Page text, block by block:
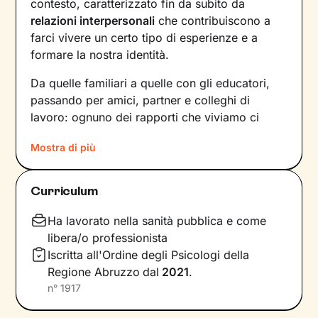
contesto, caratterizzato fin da subito da
relazioni interpersonali che contribuiscono a
farci vivere un certo tipo di esperienze e a
formare la nostra identità.
Da quelle familiari a quelle con gli educatori,
passando per amici, partner e colleghi di
lavoro: ognuno dei rapporti che viviamo ci
dinamiche che abbiamo sperimentato fino a
quel momento. Anche leemozioniche
proviamo e i
cresciuti.
Per superare momenti difficili e raggiungere un
maggiore benessere bisogna comprendere
quali siano gli elementi che non ci
Mostra di più
Curriculum
Ha lavorato nella sanità pubblica e come
libera/o professionista
Iscritta all'Ordine degli Psicologi della
Regione Abruzzo dal 2021.
n° 1917